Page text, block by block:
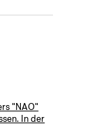
"NAO"
In der